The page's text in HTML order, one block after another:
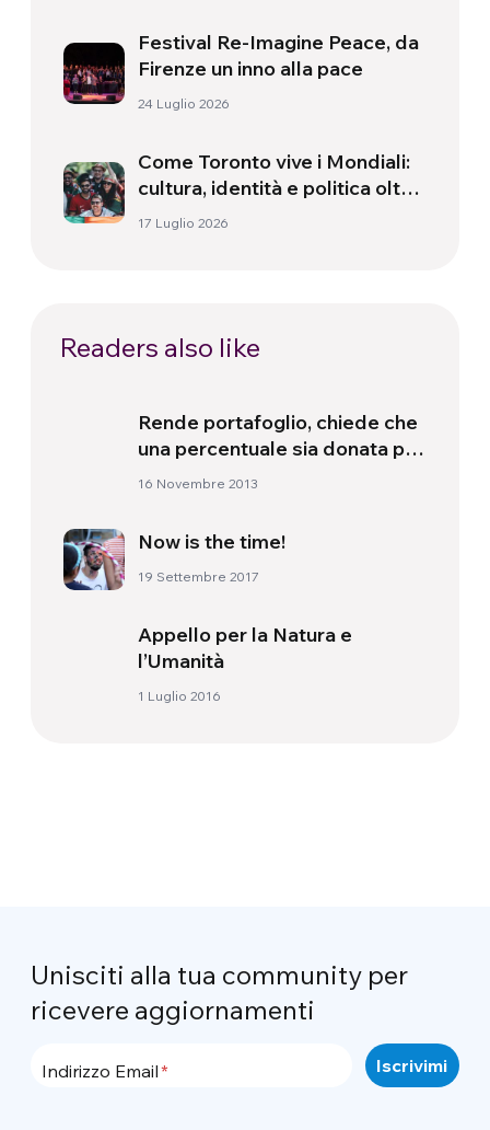
Festival Re-Imagine Peace, da
Firenze un inno alla pace
24 Luglio 2026
Come Toronto vive i Mondiali:
cultura, identità e politica oltre
il campo
17 Luglio 2026
Readers also like
Rende portafoglio, chiede che
una percentuale sia donata per
le Filippine
16 Novembre 2013
Now is the time!
19 Settembre 2017
Appello per la Natura e
l’Umanità
1 Luglio 2016
Unisciti alla tua community per
ricevere aggiornamenti
Indirizzo Email